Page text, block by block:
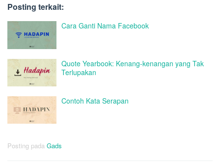
Posting terkait:
Cara Ganti Nama Facebook
Quote Yearbook: Kenang-kenangan yang Tak
Terlupakan
Contoh Kata Serapan
Posting pada Gads